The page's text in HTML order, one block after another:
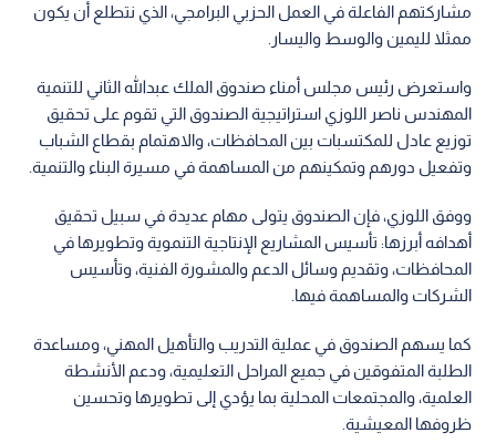
مشاركتهم الفاعلة في العمل الحزبي البرامجي، الذي نتطلع أن يكون
ممثلا لليمين والوسط واليسار.
واستعرض رئيس مجلس أمناء صندوق الملك عبدالله الثاني للتنمية
المهندس ناصر اللوزي استراتيجية الصندوق التي تقوم على تحقيق
توزيع عادل للمكتسبات بين المحافظات، والاهتمام بقطاع الشباب
وتفعيل دورهم وتمكينهم من المساهمة في مسيرة البناء والتنمية.
ووفق اللوزي، فإن الصندوق يتولى مهام عديدة في سبيل تحقيق
أهدافه أبرزها: تأسيس المشاريع الإنتاجية التنموية وتطويرها في
المحافظات، وتقديم وسائل الدعم والمشورة الفنية، وتأسيس
الشركات والمساهمة فيها.
كما يسهم الصندوق في عملية التدريب والتأهيل المهني، ومساعدة
الطلبة المتفوقين في جميع المراحل التعليمية، ودعم الأنشطة
العلمية، والمجتمعات المحلية بما يؤدي إلى تطويرها وتحسين
ظروفها المعيشية.